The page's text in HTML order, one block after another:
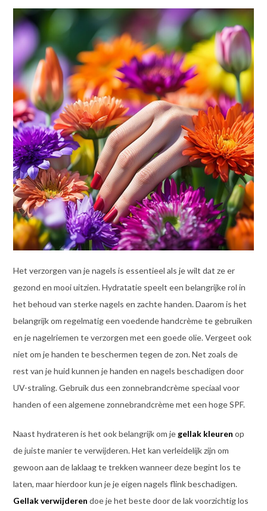
Het verzorgen van je nagels is essentieel als je wilt dat ze er
gezond en mooi uitzien. Hydratatie speelt een belangrijke rol in
het behoud van sterke nagels en zachte handen. Daarom is het
belangrijk om regelmatig een voedende handcrème te gebruiken
en je nagelriemen te verzorgen met een goede olie. Vergeet ook
niet om je handen te beschermen tegen de zon. Net zoals de
rest van je huid kunnen je handen en nagels beschadigen door
UV-straling. Gebruik dus een zonnebrandcrème speciaal voor
handen of een algemene zonnebrandcrème met een hoge SPF.
Naast hydrateren is het ook belangrijk om je gellak kleuren op
de juiste manier te verwijderen. Het kan verleidelijk zijn om
gewoon aan de laklaag te trekken wanneer deze begint los te
laten, maar hierdoor kun je je eigen nagels flink beschadigen.
Gellak verwijderen doe je het beste door de lak voorzichtig los